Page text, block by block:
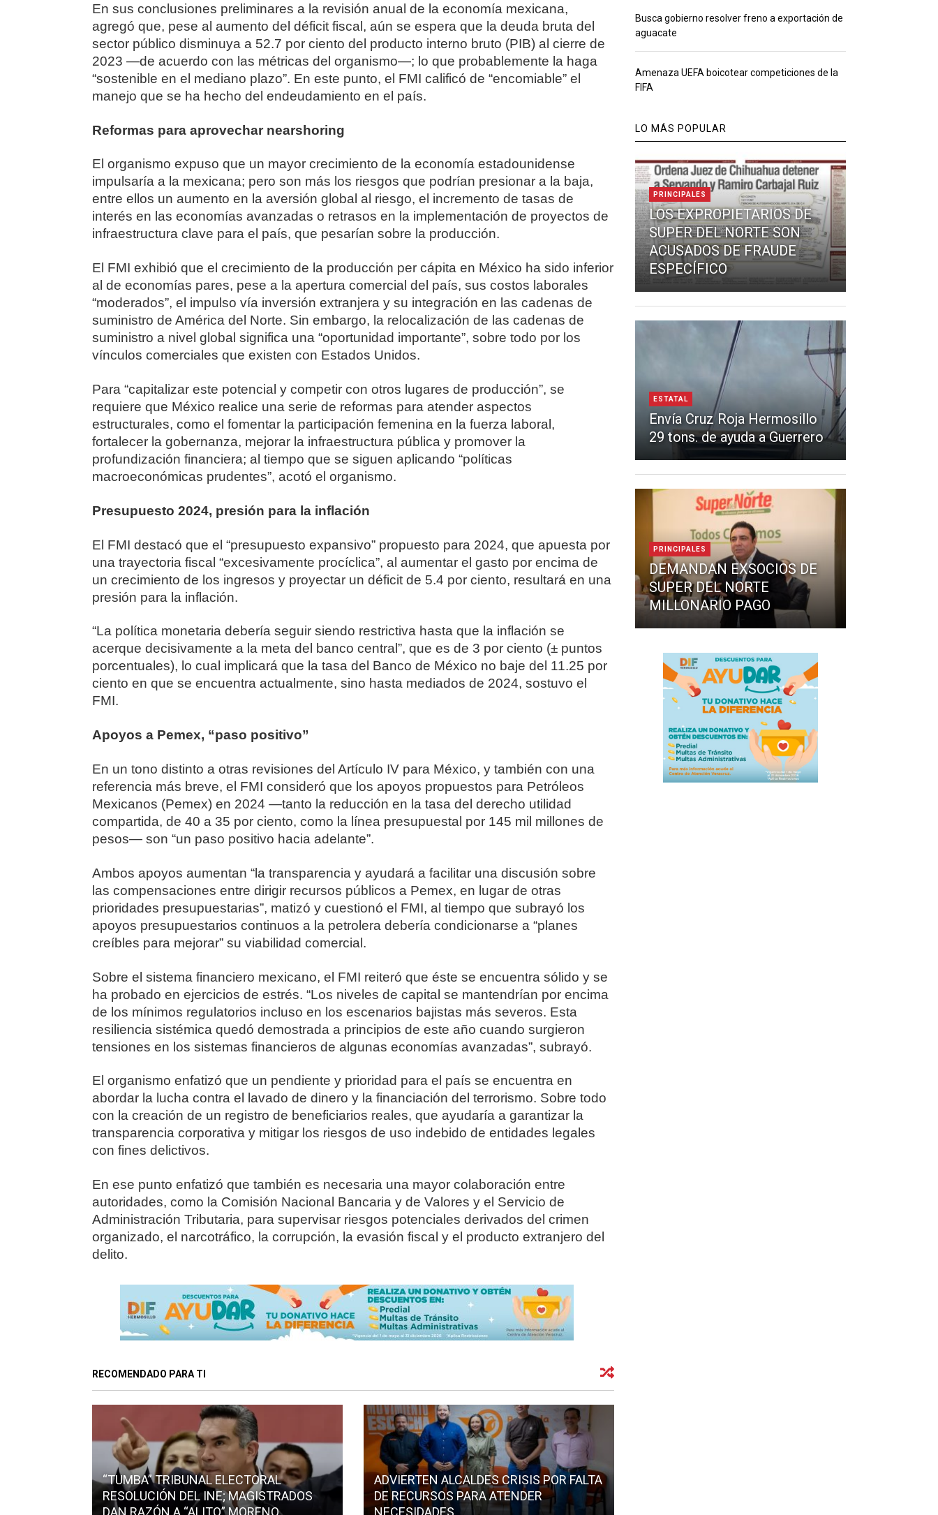
En sus conclusiones preliminares a la revisión anual de la economía mexicana,
agregó que, pese al aumento del déficit fiscal, aún se espera que la deuda bruta del
sector público disminuya a 52.7 por ciento del producto interno bruto (PIB) al cierre de
2023 ―de acuerdo con las métricas del organismo―; lo que probablemente la haga
“sostenible en el mediano plazo”. En este punto, el FMI calificó de “encomiable” el
manejo que se ha hecho del endeudamiento en el país.
Reformas para aprovechar nearshoring
El organismo expuso que un mayor crecimiento de la economía estadounidense
impulsaría a la mexicana; pero son más los riesgos que podrían presionar a la baja,
entre ellos un aumento en la aversión global al riesgo, el incremento de tasas de
interés en las economías avanzadas o retrasos en la implementación de proyectos de
infraestructura clave para el país, que pesarían sobre la producción.
El FMI exhibió que el crecimiento de la producción per cápita en México ha sido inferior
al de economías pares, pese a la apertura comercial del país, sus costos laborales
“moderados”, el impulso vía inversión extranjera y su integración en las cadenas de
suministro de América del Norte. Sin embargo, la relocalización de las cadenas de
suministro a nivel global significa una “oportunidad importante”, sobre todo por los
vínculos comerciales que existen con Estados Unidos.
Para “capitalizar este potencial y competir con otros lugares de producción”, se
requiere que México realice una serie de reformas para atender aspectos
estructurales, como el fomentar la participación femenina en la fuerza laboral,
fortalecer la gobernanza, mejorar la infraestructura pública y promover la
profundización financiera; al tiempo que se siguen aplicando “políticas
macroeconómicas prudentes”, acotó el organismo.
Presupuesto 2024, presión para la inflación
El FMI destacó que el “presupuesto expansivo” propuesto para 2024, que apuesta por
una trayectoria fiscal “excesivamente procíclica”, al aumentar el gasto por encima de
un crecimiento de los ingresos y proyectar un déficit de 5.4 por ciento, resultará en una
presión para la inflación.
“La política monetaria debería seguir siendo restrictiva hasta que la inflación se
acerque decisivamente a la meta del banco central”, que es de 3 por ciento (± puntos
porcentuales), lo cual implicará que la tasa del Banco de México no baje del 11.25 por
ciento en que se encuentra actualmente, sino hasta mediados de 2024, sostuvo el
FMI.
Apoyos a Pemex, “paso positivo”
En un tono distinto a otras revisiones del Artículo IV para México, y también con una
referencia más breve, el FMI consideró que los apoyos propuestos para Petróleos
Mexicanos (Pemex) en 2024 ―tanto la reducción en la tasa del derecho utilidad
compartida, de 40 a 35 por ciento, como la línea presupuestal por 145 mil millones de
pesos― son “un paso positivo hacia adelante”.
Ambos apoyos aumentan “la transparencia y ayudará a facilitar una discusión sobre
las compensaciones entre dirigir recursos públicos a Pemex, en lugar de otras
prioridades presupuestarias”, matizó y cuestionó el FMI, al tiempo que subrayó los
apoyos presupuestarios continuos a la petrolera debería condicionarse a “planes
creíbles para mejorar” su viabilidad comercial.
Sobre el sistema financiero mexicano, el FMI reiteró que éste se encuentra sólido y se
ha probado en ejercicios de estrés. “Los niveles de capital se mantendrían por encima
de los mínimos regulatorios incluso en los escenarios bajistas más severos. Esta
resiliencia sistémica quedó demostrada a principios de este año cuando surgieron
tensiones en los sistemas financieros de algunas economías avanzadas”, subrayó.
El organismo enfatizó que un pendiente y prioridad para el país se encuentra en
abordar la lucha contra el lavado de dinero y la financiación del terrorismo. Sobre todo
con la creación de un registro de beneficiarios reales, que ayudaría a garantizar la
transparencia corporativa y mitigar los riesgos de uso indebido de entidades legales
con fines delictivos.
En ese punto enfatizó que también es necesaria una mayor colaboración entre
autoridades, como la Comisión Nacional Bancaria y de Valores y el Servicio de
Administración Tributaria, para supervisar riesgos potenciales derivados del crimen
organizado, el narcotráfico, la corrupción, la evasión fiscal y el producto extranjero del
delito.
RECOMENDADO PARA TI
“TUMBA” TRIBUNAL ELECTORAL
RESOLUCIÓN DEL INE; MAGISTRADOS
DAN RAZÓN A “ALITO” MORENO
ADVIERTEN ALCALDES CRISIS POR FALTA
DE RECURSOS PARA ATENDER
NECESIDADES
Busca gobierno resolver freno a exportación de
aguacate
Amenaza UEFA boicotear competiciones de la
FIFA
LO MÁS POPULAR
PRINCIPALES
LOS EXPROPIETARIOS DE
SUPER DEL NORTE SON
ACUSADOS DE FRAUDE
ESPECÍFICO
ESTATAL
Envía Cruz Roja Hermosillo
29 tons. de ayuda a Guerrero
PRINCIPALES
DEMANDAN EXSOCIOS DE
SUPER DEL NORTE
MILLONARIO PAGO